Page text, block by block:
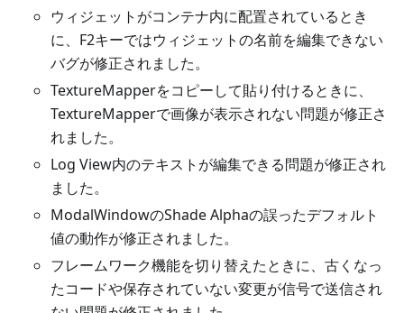
ウィジェットがコンテナ内に配置されているとき
に、F2キーではウィジェットの名前を編集できない
バグが修正されました。
TextureMapperをコピーして貼り付けるときに、
TextureMapperで画像が表示されない問題が修正さ
れました。
Log View内のテキストが編集できる問題が修正され
ました。
ModalWindowのShade Alphaの誤ったデフォルト
値の動作が修正されました。
フレームワーク機能を切り替えたときに、古くなっ
たコードや保存されていない変更が信号で送信され